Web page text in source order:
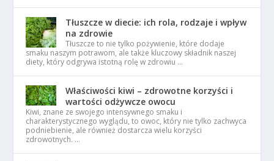
Tłuszcze w diecie: ich rola, rodzaje i wpływ
na zdrowie
Tłuszcze to nie tylko pożywienie, które dodaje
smaku naszym potrawom, ale także kluczowy składnik naszej
diety, który odgrywa istotną rolę w zdrowiu …
Właściwości kiwi – zdrowotne korzyści i
wartości odżywcze owocu
Kiwi, znane ze swojego intensywnego smaku i
charakterystycznego wyglądu, to owoc, który nie tylko zachwyca
podniebienie, ale również dostarcza wielu korzyści
zdrowotnych. …